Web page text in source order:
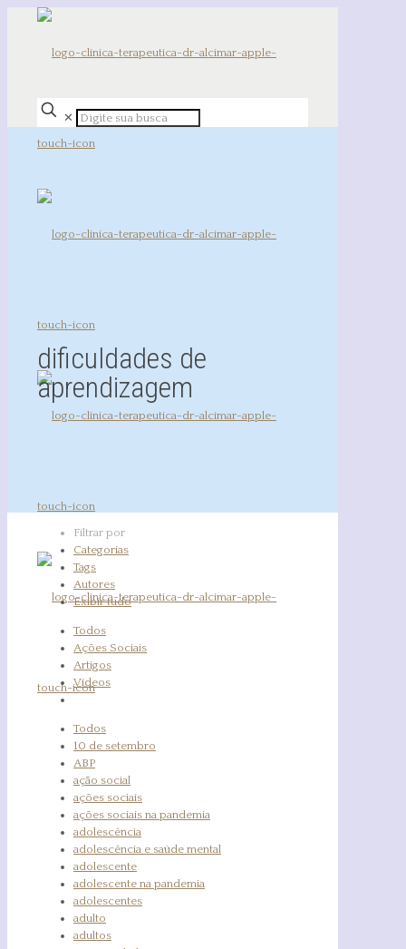
✕
dificuldades de
aprendizagem
Filtrar por
Categorias
Tags
Autores
Exibir tudo
Todos
Ações Sociais
Artigos
Vídeos
Todos
10 de setembro
ABP
ação social
ações sociais
ações sociais na pandemia
adolescência
adolescência e saúde mental
adolescente
adolescente na pandemia
adolescentes
adulto
adultos